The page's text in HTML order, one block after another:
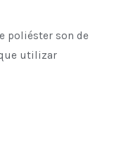
poliéster son de
utilizar